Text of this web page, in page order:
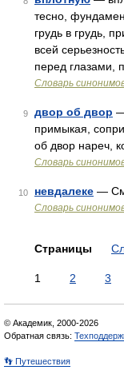
тесно,
грудь в грудь,
всей
перед глазами,
Словарь
9 двор об двор —
примыкая,
об двор нареч,
Словарь
10 невдалеке —
Словарь
Страницы
1 2 3
© Академик, 2000-2026
Обратная связь:
👣 Путешествия